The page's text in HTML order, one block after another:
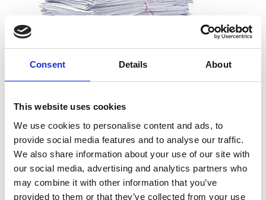
Consent Details About
This website uses cookies
We use cookies to personalise content and ads, to
provide social media features and to analyse our traffic.
We also share information about your use of our site with
our social media, advertising and analytics partners who
may combine it with other information that you’ve
provided to them or that they’ve collected from your use
Vous pouvez déchiqueter tous les types de papier, dont le
papier d’impression, les reçus, les notes et les sorties
d’imprimante. Et vous n’avez pas à vous soucier de retirer les
agrafes, les trombones ou les chemises. Nous acceptons les
documents tels qu’ils sont.